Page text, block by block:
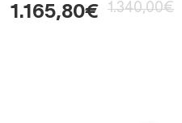
1.165,80€ 1.340,00€